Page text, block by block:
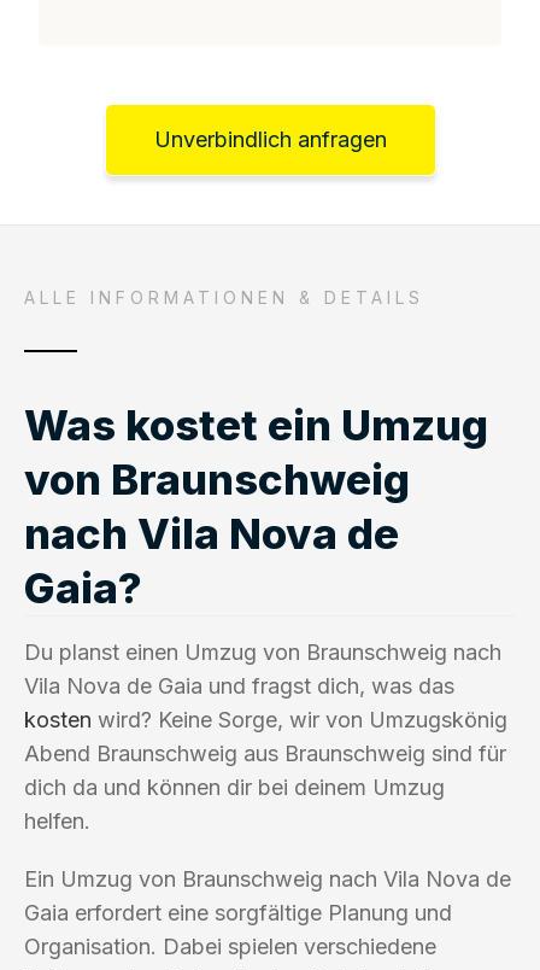
Unverbindlich anfragen
ALLE INFORMATIONEN & DETAILS
Was kostet ein Umzug
von Braunschweig
nach Vila Nova de
Gaia?
Du planst einen Umzug von Braunschweig nach
Vila Nova de Gaia und fragst dich, was das
kosten wird? Keine Sorge, wir von Umzugskönig
Abend Braunschweig aus Braunschweig sind für
dich da und können dir bei deinem Umzug
helfen.
Ein Umzug von Braunschweig nach Vila Nova de
Gaia erfordert eine sorgfältige Planung und
Organisation. Dabei spielen verschiedene